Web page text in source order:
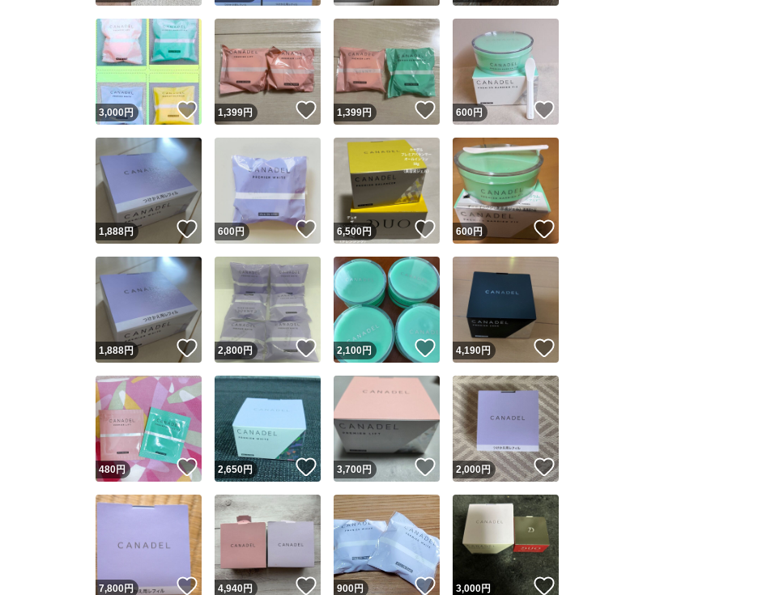
Yahoo!フリマが定めた一定の基準を満たしたユーザーにバッジを付与しています
安心取引出品者
安心取引出品者 Yahoo!フリマの基準をクリアした安心・安全なユーザーです
取引実績
取引実績◯+ このユーザーはYahoo!フリマの取引を完了させた実績があります
他フリマ実績◯+ このユーザーは他フリマサービスでの取引実績があります
スピード&安心発送
※このバッジは実績に基づく表示であり、発送を保証しているものではありません
スピード＆安心発送
このユーザーは高頻度で24時間以内＆設定した発送日数内に発送してい
ます
スピード発送 このユーザーは高頻度で24時間以内に発送しています
安心発送 このユーザーは設定した発送日数内に発送しています
この商品の情報をコピーします
商品画像の 無断転載は禁止されています
コピーは
1商品につき1回です
出品ページへ
3,000円 いいね！
1,399円 いいね！
1,399円 いいね！
600円
1,888円 いいね！
600円 いいね！
6,500円 いいね！
600円
1,888円 いいね！
2,800円 いいね！
2,100円 いいね！
4,190円
480円 いいね！
2,650円 いいね！
3,700円 いいね！
2,000円 いいね！
7,800円 いいね！
4,940円 いいね！
900円 いいね！
3,000円 いいね！